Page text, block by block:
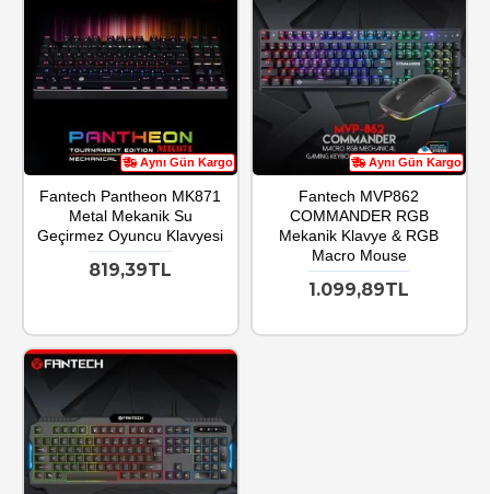
Aynı Gün Kargo
Fantech Pantheon MK871
Metal Mekanik Su
Geçirmez Oyuncu Klavyesi
819,39TL
Aynı Gün Kargo
Fantech MVP862
COMMANDER RGB
Mekanik Klavye & RGB
Macro Mouse
1.099,89TL